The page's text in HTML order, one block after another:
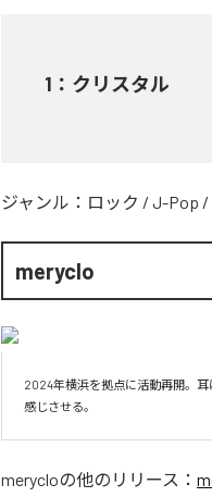
1 ： クリスタル
ジャンル： ロック / J-Pop /
meryclo
2024年横浜を拠点に活動再開。
感じさせる。
merycloの他のリリース：